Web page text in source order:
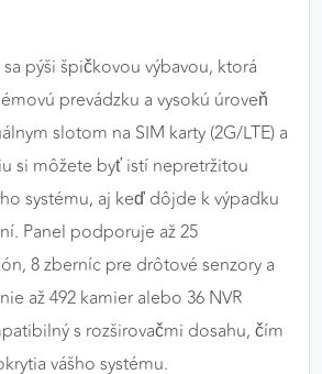
pýši špičkovou výbavou, ktorá
prevádzku a vysokú úroveň
slotom na SIM karty (2G/LTE) a
si môžete byť istí nepretržitou
systému, aj keď dôjde k výpadku
Panel podporuje až 25
8 zberníc pre drôtové senzory a
až 492 kamier alebo 36 NVR
s rozširovačmi dosahu, čím
vášho systému.